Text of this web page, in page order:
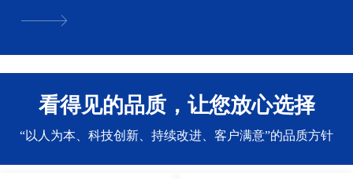
看得见的品质，让您放心选择
“以人为本、科技创新、持续改进、客户满意”的品质方针